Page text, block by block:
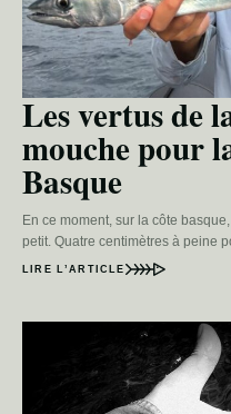
Les vertus de
mouche pour
Basque
En ce moment, sur la côte
petit. Quatre centimètres à peine
LIRE L’ARTICLE